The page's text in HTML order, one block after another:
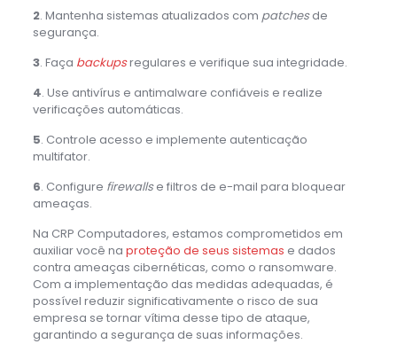
2. Mantenha sistemas atualizados com patchesde
segurança.
3. Faça backupsregulares e verifique sua integridade.
4. Use antivírus e antimalware confiáveis e realize
verificações automáticas.
5. Controle acesso e implemente autenticação
multifator.
6. Configure firewallse filtros de e-mail para bloquear
ameaças.
Na CRP Computadores, estamos comprometidos em
auxiliar você na proteção de seus sistemas e dados
contra ameaças cibernéticas, como o ransomware.
Com a implementação das medidas adequadas, é
possível reduzir significativamente o risco de sua
empresa se tornar vítima desse tipo de ataque,
garantindo a segurança de suas informações.